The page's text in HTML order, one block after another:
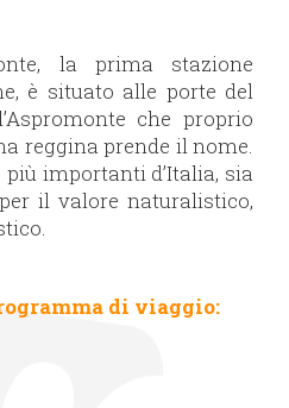
la prima stazione
è situato alle porte del
che proprio
reggina prende il nome.
più importanti d’Italia, sia
il valore naturalistico,
di viaggio: